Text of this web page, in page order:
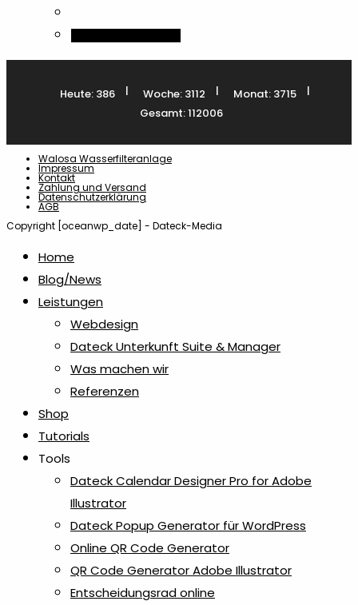
36,00€
Produkt
mehrere
Varianten
auf.
auf
Heute: 386 | Woche: 3112 | Monat: 3715
|
Gesamt: 112006
Walosa Wasserfilteranlage
Impressum
Kontakt
Zahlung und Versand
Datenschutzerklärung
AGB
Copyright [oceanwp_date] - Dateck-Media
Home
Blog/News
Leistungen
Webdesign
Dateck Unterkunft Suite & Manager
Was machen wir
Referenzen
Shop
Tutorials
Tools
Dateck Calendar Designer Pro for Adobe
Illustrator
Dateck Popup Generator für WordPress
Online QR Code Generator
QR Code Generator Adobe Illustrator
Entscheidungsrad online